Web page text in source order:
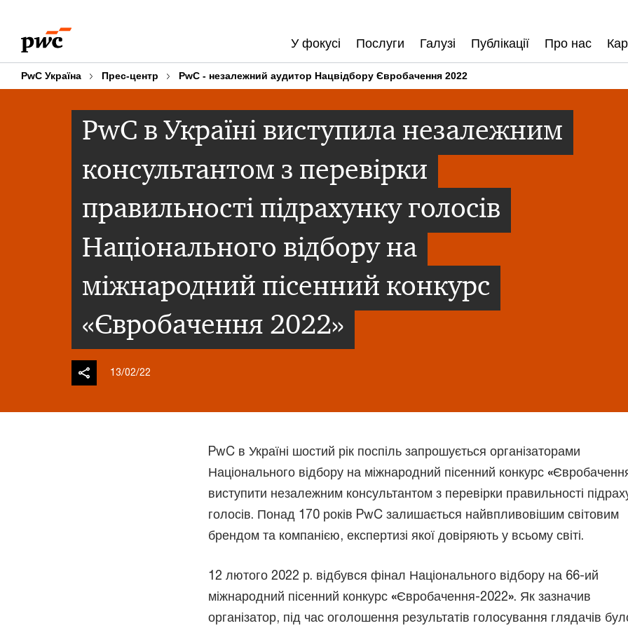
content
footer
У фокусі Послуги Галузі Публікації Про нас
PwC Україна Прес-центр PwC - незалежний аудитор Нацвідбору Євробачення 2022
PwC в Україні виступила незалежним
консультантом з перевірки
правильності підрахунку голосів
Національного відбору на
міжнародний пісенний конкурс
«Євробачення 2022»
13/02/22
PwC в Україні шостий рік поспіль запрошується організаторами
Національного відбору на міжнародний пісенний конкурс «
виступити незалежним консультантом з перевірки правильності
голосів. Понад 170 років PwC залишається найвпливовішим світовим
брендом та компанією, експертизі якої довіряють у всьому світі.
12 лютого 2022 р. відбувся фінал Національного відбору на 66-ий
міжнародний пісенний конкурс «Євробачення-2022». Як зазначив
організатор, під час оголошення результатів голосування глядачів